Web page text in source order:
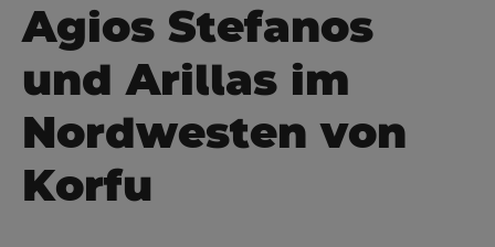
Agios Stefanos
und Arillas im
Nordwesten von
Korfu